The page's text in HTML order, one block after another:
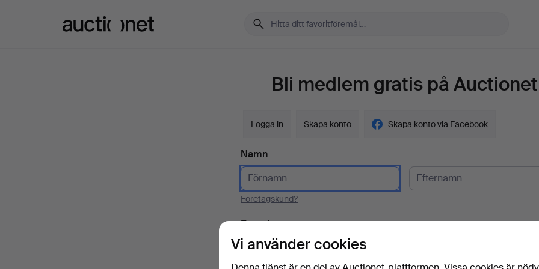
Bli medlem gratis på Auctionet
Logga in Skapa konto Skapa konto via Facebook
Namn
Företagskund?
E-post
Vi använder cookies